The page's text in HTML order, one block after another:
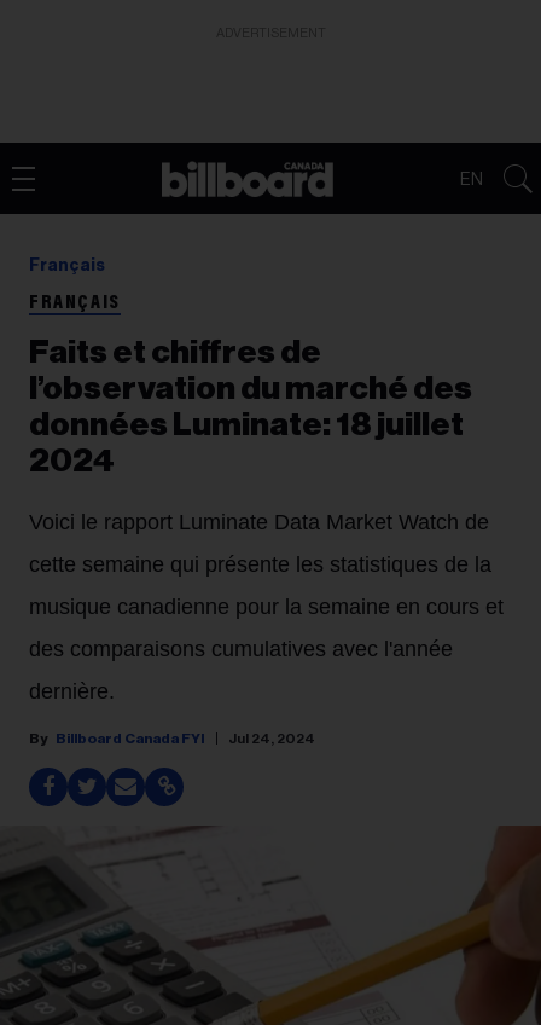
EN
Français
FRANÇAIS
Faits et chiffres de
l’observation du marché des
données Luminate: 18 juillet
2024
Voici le rapport Luminate Data Market Watch de
cette semaine qui présente les statistiques de la
musique canadienne pour la semaine en cours et
des comparaisons cumulatives avec l'année
dernière.
Billboard Canada FYI Jul 24, 2024